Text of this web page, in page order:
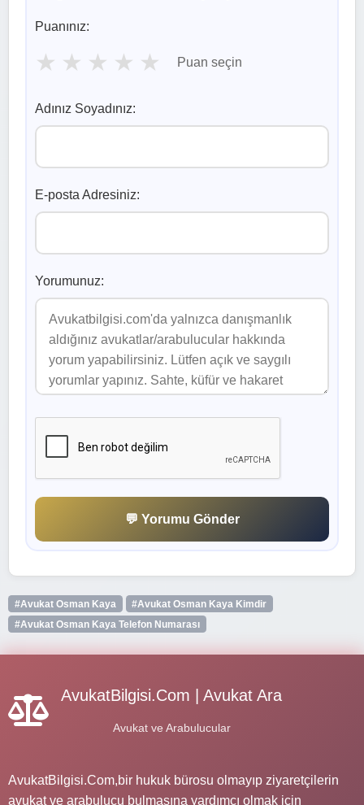
Puanınız:
★ ★ ★ ★ ★ Puan seçin
Adınız Soyadınız:
E-posta Adresiniz:
Yorumunuz:
💬 Yorumu Gönder
#Avukat Osman Kaya
#Avukat Osman Kaya Kimdir
#Avukat Osman Kaya Telefon Numarası
AvukatBilgisi.Com | Avukat Ara
Avukat ve Arabulucular
AvukatBilgisi.Com,bir hukuk bürosu olmayıp ziyaretçilerin
avukat ve arabulucu bulmasına yardımcı olmak için